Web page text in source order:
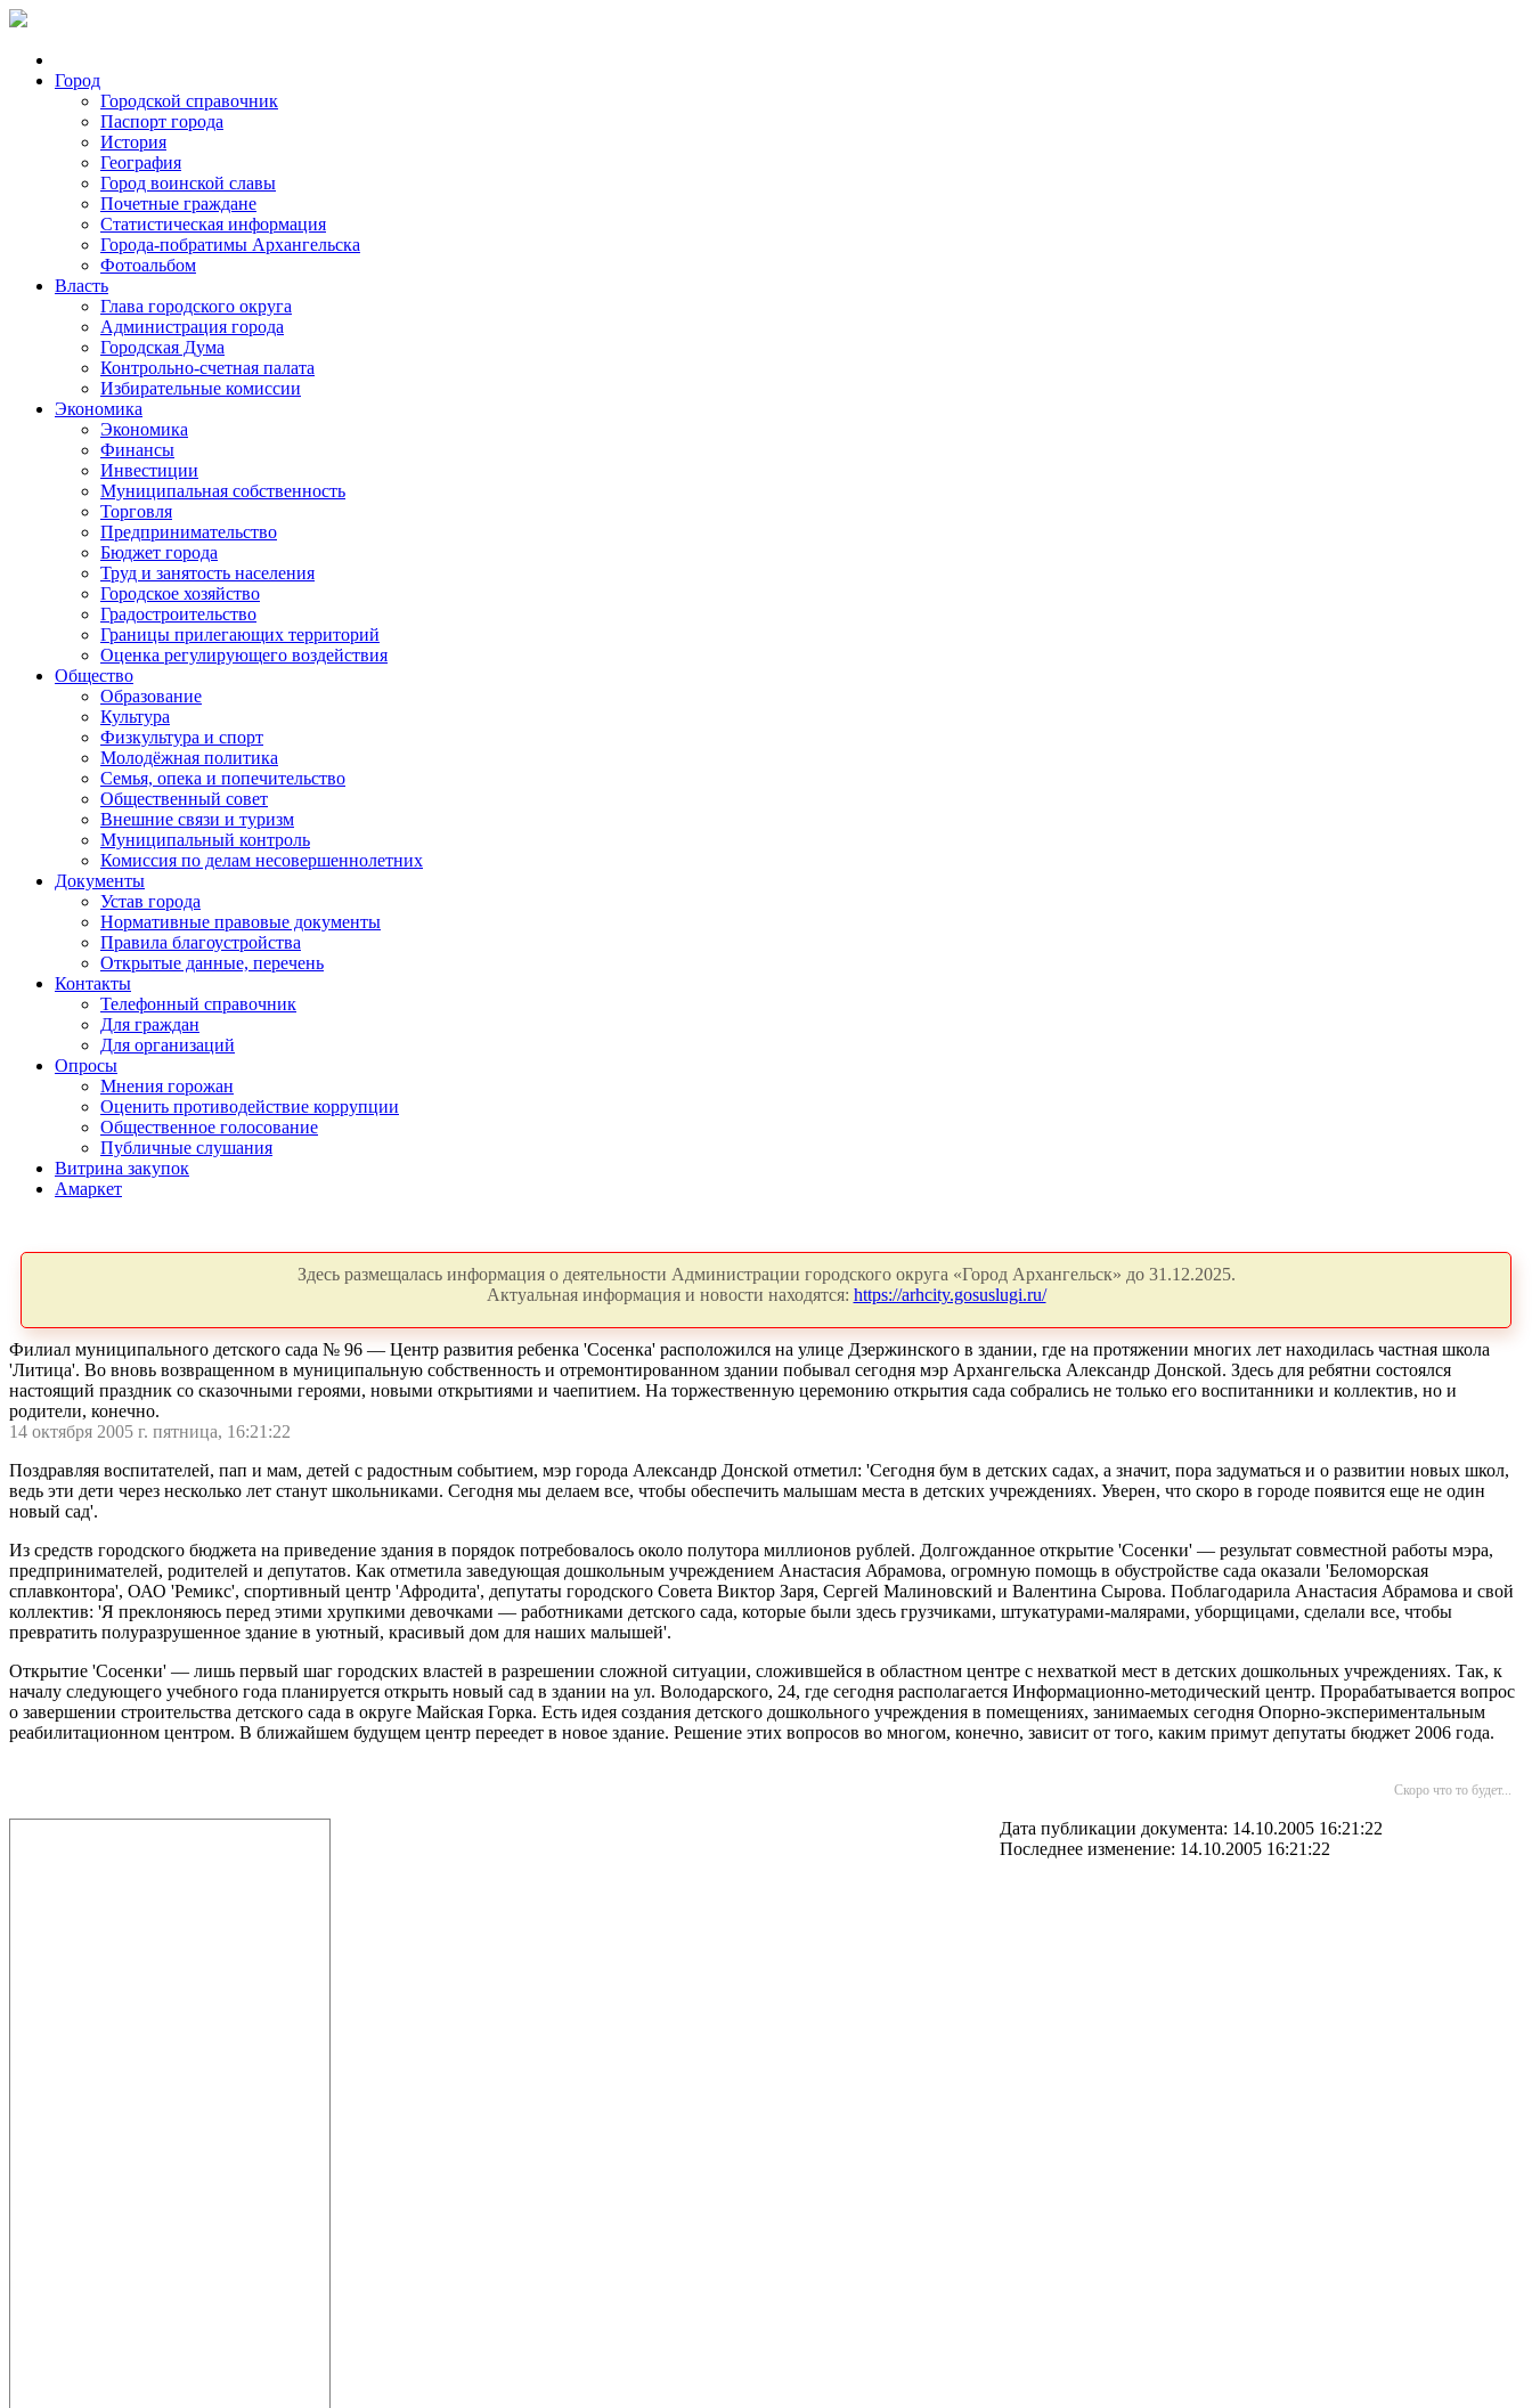
Город
Городской справочник
Паспорт города
История
География
Город воинской славы
Почетные граждане
Статистическая информация
Города-побратимы Архангельска
Фотоальбом
Власть
Глава городского округа
Администрация города
Городская Дума
Контрольно-счетная палата
Избирательные комиссии
Экономика
Экономика
Финансы
Инвестиции
Муниципальная собственность
Торговля
Предпринимательство
Бюджет города
Труд и занятость населения
Городское хозяйство
Градостроительство
Границы прилегающих территорий
Оценка регулирующего воздействия
Общество
Образование
Культура
Физкультура и спорт
Молодёжная политика
Семья, опека и попечительство
Общественный совет
Внешние связи и туризм
Муниципальный контроль
Комиссия по делам несовершеннолетних
Документы
Устав города
Нормативные правовые документы
Правила благоустройства
Открытые данные, перечень
Контакты
Телефонный справочник
Для граждан
Для организаций
Опросы
Мнения горожан
Оценить противодействие коррупции
Общественное голосование
Публичные слушания
Витрина закупок
Амаркет
Здесь размещалась информация о деятельности Администрации городского округа «Город Архангельск» до 31.12.2025.
Актуальная информация и новости находятся: https://arhcity.gosuslugi.ru/
Филиал муниципального детского сада № 96 — Центр развития ребенка 'Сосенка' расположился на улице Дзержинского в здании, где на протяжении многих лет находилась частная школа
'Литица'. Во вновь возвращенном в муниципальную собственность и отремонтированном здании побывал сегодня мэр Архангельска Александр Донской. Здесь для ребятни состоялся
настоящий праздник со сказочными героями, новыми открытиями и чаепитием. На торжественную церемонию открытия сада собрались не только его воспитанники и коллектив, но и
родители, конечно.
14 октября 2005 г. пятница, 16:21:22
Поздравляя воспитателей, пап и мам, детей с радостным событием, мэр города Александр Донской отметил: 'Сегодня бум в детских садах, а значит, пора задуматься и о развитии новых школ,
ведь эти дети через несколько лет станут школьниками. Сегодня мы делаем все, чтобы обеспечить малышам места в детских учреждениях. Уверен, что скоро в городе появится еще не один
новый сад'.
Из средств городского бюджета на приведение здания в порядок потребовалось около полутора миллионов рублей. Долгожданное открытие 'Сосенки' — результат совместной работы мэра,
предпринимателей, родителей и депутатов. Как отметила заведующая дошкольным учреждением Анастасия Абрамова, огромную помощь в обустройстве сада оказали 'Беломорская
сплавконтора', ОАО 'Ремикс', спортивный центр 'Афродита', депутаты городского Совета Виктор Заря, Сергей Малиновский и Валентина Сырова. Поблагодарила Анастасия Абрамова и свой
коллектив: 'Я преклоняюсь перед этими хрупкими девочками — работниками детского сада, которые были здесь грузчиками, штукатурами-малярами, уборщицами, сделали все, чтобы
превратить полуразрушенное здание в уютный, красивый дом для наших малышей'.
Открытие 'Сосенки' — лишь первый шаг городских властей в разрешении сложной ситуации, сложившейся в областном центре с нехваткой мест в детских дошкольных учреждениях. Так, к
началу следующего учебного года планируется открыть новый сад в здании на ул. Володарского, 24, где сегодня располагается Информационно-методический центр. Прорабатывается вопрос
о завершении строительства детского сада в округе Майская Горка. Есть идея создания детского дошкольного учреждения в помещениях, занимаемых сегодня Опорно-экспериментальным
реабилитационном центром. В ближайшем будущем центр переедет в новое здание. Решение этих вопросов во многом, конечно, зависит от того, каким примут депутаты бюджет 2006 года.
Скоро что то будет...
Дата публикации документа: 14.10.2005 16:21:22
Последнее изменение: 14.10.2005 16:21:22